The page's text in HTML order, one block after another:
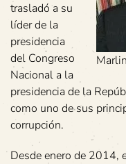
trasladó a su
líder de la
presidencia
del Congreso
Nacional a la
presidencia de la
como uno de sus
corrupción.
Desde enero de 2014,